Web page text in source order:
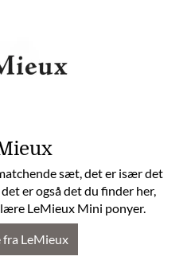
sæt, det er især det
er også det du finder her,
LeMieux Mini ponyer.
fra LeMieux